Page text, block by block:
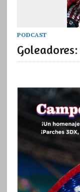
PODCAST